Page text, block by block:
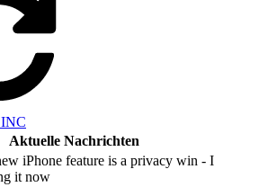
Aktuelle Nachrichten
iPhone feature is a privacy win - I
it now